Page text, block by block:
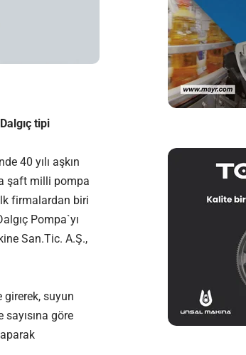
tipi
40 yılı aşkın
şaft milli pompa
firmalardan biri
Pompa`yı
San.Tic. A.Ş.,
girerek, suyun
göre